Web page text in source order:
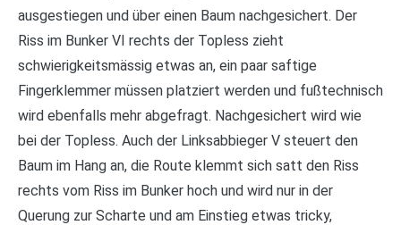
ausgestiegen und über einen Baum nachgesichert. Der
Riss im Bunker VI rechts der Topless zieht
schwierigkeitsmässig etwas an, ein paar saftige
Fingerklemmer müssen platziert werden und fußtechnisch
wird ebenfalls mehr abgefragt. Nachgesichert wird wie
bei der Topless. Auch der Linksabbieger V steuert den
Baum im Hang an, die Route klemmt sich satt den Riss
rechts vom Riss im Bunker hoch und wird nur in der
Querung zur Scharte und am Einstieg etwas tricky,